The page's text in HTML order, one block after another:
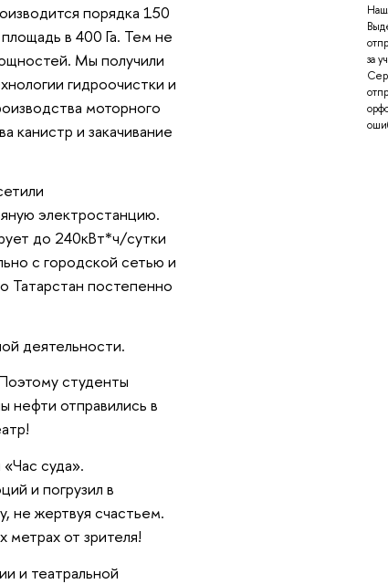
за
порядка 150
в 400 Га. Тем не
Мы получили
гидроочистки и
моторного
канистр и закачивание
электростанцию.
до 240кВт*ч/сутки
с городской сетью и
Татарстан постепенно
деятельности.
студенты
нефти отправились в
суда».
и погрузил в
не жертвуя счастьем.
от зрителя!
и театральной